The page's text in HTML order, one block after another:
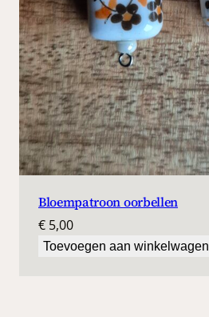
Bloempatroon oorbellen
€ 5,00
Toevoegen aan winkelwagen